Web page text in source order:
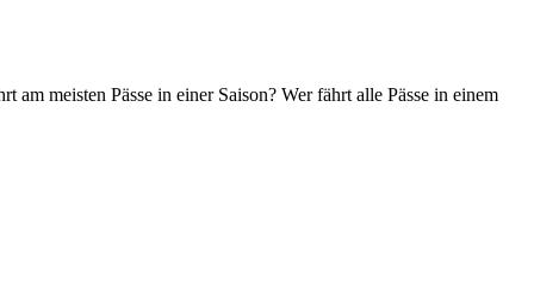
meisten Pässe in einer Saison? Wer fährt alle Pässe in einem